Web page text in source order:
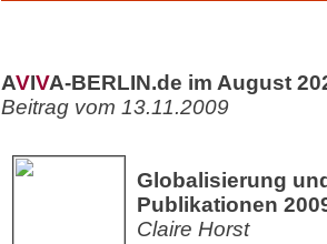
AVIVA-BERLIN.de im August
Beitrag vom 13.11.2009
Globalisierung
Publikationen
Claire Horst